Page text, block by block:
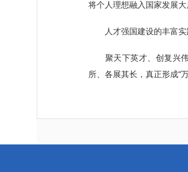
将个人理想融入国家发展
人才强国建设的丰富实
聚天下英才、创复兴伟
所、各展其长，真正形成“